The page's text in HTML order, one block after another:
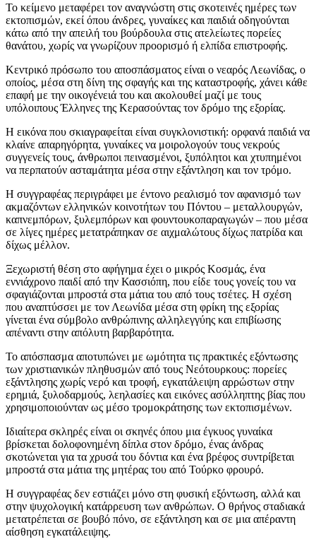
Το κείμενο μεταφέρει τον αναγνώστη στις σκοτεινές ημέρες των
εκτοπισμών, εκεί όπου άνδρες, γυναίκες και παιδιά οδηγούνται
κάτω από την απειλή του βούρδουλα στις ατελείωτες πορείες
θανάτου, χωρίς να γνωρίζουν προορισμό ή ελπίδα επιστροφής.
Κεντρικό πρόσωπο του αποσπάσματος είναι ο νεαρός Λεωνίδας, ο
οποίος, μέσα στη δίνη της σφαγής και της καταστροφής, χάνει κάθε
επαφή με την οικογένειά του και ακολουθεί μαζί με τους
υπόλοιπους Έλληνες της Κερασούντας τον δρόμο της εξορίας.
Η εικόνα που σκιαγραφείται είναι συγκλονιστική: ορφανά παιδιά να
κλαίνε απαρηγόρητα, γυναίκες να μοιρολογούν τους νεκρούς
συγγενείς τους, άνθρωποι πεινασμένοι, ξυπόλητοι και χτυπημένοι
να περπατούν ασταμάτητα μέσα στην εξάντληση και τον τρόμο.
Η συγγραφέας περιγράφει με έντονο ρεαλισμό τον αφανισμό των
ακμαζόντων ελληνικών κοινοτήτων του Πόντου – μεταλλουργών,
καπνεμπόρων, ξυλεμπόρων και φουντουκοπαραγωγών – που μέσα
σε λίγες ημέρες μετατράπηκαν σε αιχμαλώτους δίχως πατρίδα και
δίχως μέλλον.
Ξεχωριστή θέση στο αφήγημα έχει ο μικρός Κοσμάς, ένα
εννιάχρονο παιδί από την Κασσιόπη, που είδε τους γονείς του να
σφαγιάζονται μπροστά στα μάτια του από τους τσέτες. Η σχέση
που αναπτύσσει με τον Λεωνίδα μέσα στη φρίκη της εξορίας
γίνεται ένα σύμβολο ανθρώπινης αλληλεγγύης και επιβίωσης
απέναντι στην απόλυτη βαρβαρότητα.
Το απόσπασμα αποτυπώνει με ωμότητα τις πρακτικές εξόντωσης
των χριστιανικών πληθυσμών από τους Νεότουρκους: πορείες
εξάντλησης χωρίς νερό και τροφή, εγκατάλειψη αρρώστων στην
ερημιά, ξυλοδαρμούς, λεηλασίες και εικόνες ασύλληπτης βίας που
χρησιμοποιούνταν ως μέσο τρομοκράτησης των εκτοπισμένων.
Ιδιαίτερα σκληρές είναι οι σκηνές όπου μια έγκυος γυναίκα
βρίσκεται δολοφονημένη δίπλα στον δρόμο, ένας άνδρας
σκοτώνεται για τα χρυσά του δόντια και ένα βρέφος συντρίβεται
μπροστά στα μάτια της μητέρας του από Τούρκο φρουρό.
Η συγγραφέας δεν εστιάζει μόνο στη φυσική εξόντωση, αλλά και
στην ψυχολογική κατάρρευση των ανθρώπων. Ο θρήνος σταδιακά
μετατρέπεται σε βουβό πόνο, σε εξάντληση και σε μια απέραντη
αίσθηση εγκατάλειψης.